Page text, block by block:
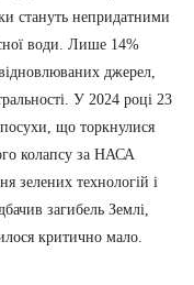
стануть непридатними
води. Лише 14%
відновлюваних джерел,
У 2024 році 23
що торкнулися
колапсу за НАСА
зелених технологій і
загибель Землі,
критично мало.